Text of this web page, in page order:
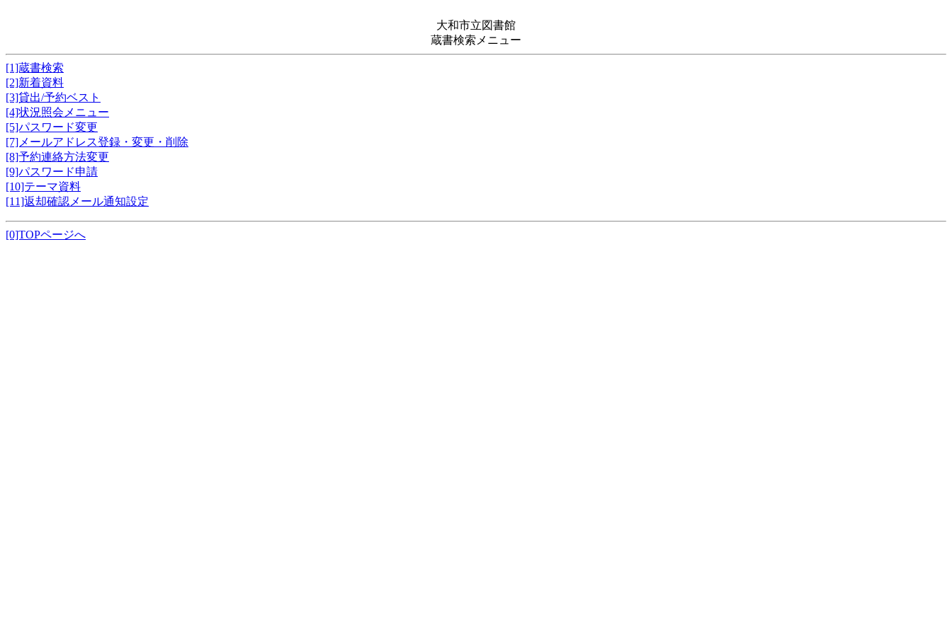
大和市立図書館
蔵書検索メニュー
[1]蔵書検索
[2]新着資料
[3]貸出/予約ベスト
[4]状況照会メニュー
[5]パスワード変更
[7]メールアドレス登録・変更・削除
[8]予約連絡方法変更
[9]パスワード申請
[10]テーマ資料
[11]返却確認メール通知設定
[0]TOPページへ